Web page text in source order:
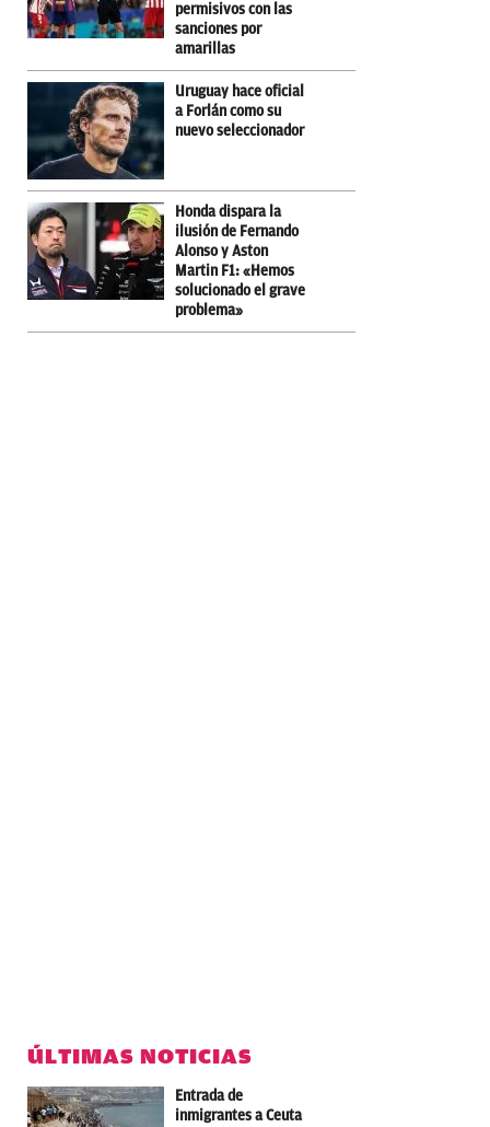
permisivos con las
sanciones por
amarillas
Uruguay hace oficial
a Forlán como su
nuevo seleccionador
Honda dispara la
ilusión de Fernando
Alonso y Aston
Martin F1: «Hemos
solucionado el grave
problema»
ÚLTIMAS NOTICIAS
Entrada de
inmigrantes a Ceuta